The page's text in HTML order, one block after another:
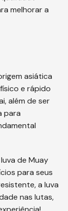
melhorar a
asiática
e rápido
além de ser
para
de Muay
para seus
a luva
nas lutas,